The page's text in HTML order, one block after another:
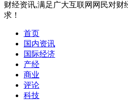
财经资讯,满足广大互联网网民对财
求！
首页
国内资讯
国际经济
产经
商业
评论
科技